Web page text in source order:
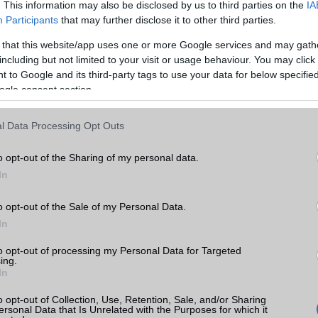
This information may also be disclosed by us to third parties on the
Participants that may further disclose it to other third parties.
that this website/app uses one or more Google services and may
but not limited to your visit or usage behaviour. You may
to Google and its third-party tags to use your data for below
consent section.
Data Processing Opt Outs
opt-out of the Sharing of my personal data.
opt-out of the Sale of my Personal Data.
opt-out of processing my Personal Data for Targeted
opt-out of Collection, Use, Retention, Sale, and/or Sharing
Data that Is Unrelated with the Purposes for which it
NFC-támogatással, jobb alvás figyeléssel, menstruációs
alkalommal – havonta nagyjából – kivenni a szíjból a
lehet fotózni vele, egészen pontosan a hozzá kapcsolt
is tud funkcionálni.
A galériában a jobb és bal nyilakkal tudsz lapozni
Kínában június 18-án
az NFC nélküli átszámítva 27 dollárba kerül, az NFC-vel
kóstál. A karkötő ez évben később jelenik meg Európában,
linkek: